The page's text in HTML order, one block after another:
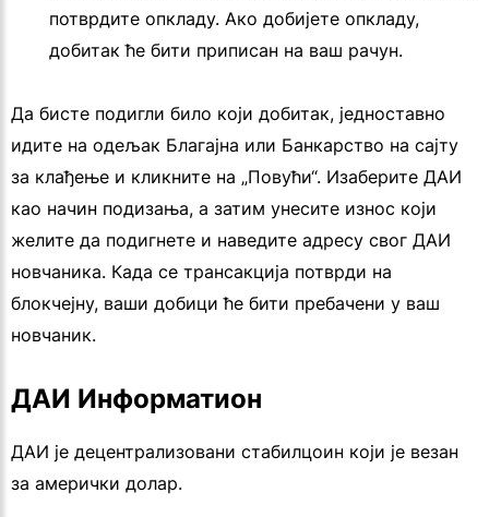
потврдите опкладу. Ако добијете опкладу,
добитак ће бити приписан на ваш рачун.
Да бисте подигли било који добитак, једноставно
идите на одељак Благајна или Банкарство на сајту
за клађење и кликните на „Повући“. Изаберите ДАИ
као начин подизања, а затим унесите износ који
желите да подигнете и наведите адресу свог ДАИ
новчаника. Када се трансакција потврди на
блокчејну, ваши добици ће бити пребачени у ваш
новчаник.
ДАИ Информатион
ДАИ је децентрализовани стабилцоин који је везан
за амерички долар.